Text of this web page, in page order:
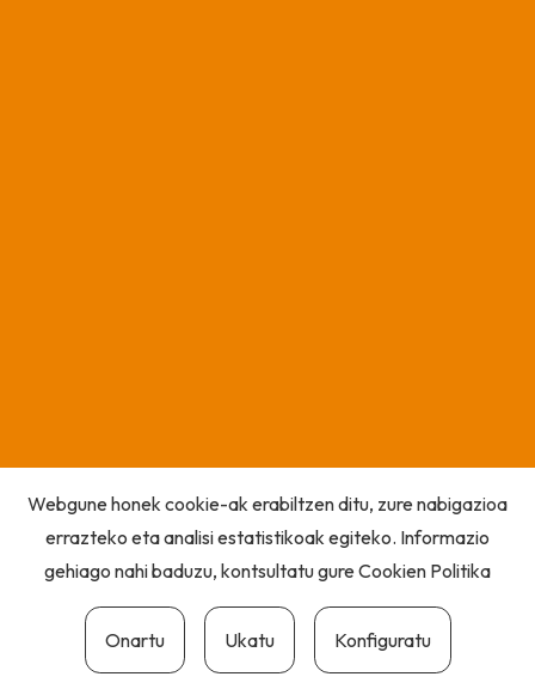
Webgune honek cookie-ak erabiltzen ditu, zure nabigazioa
errazteko eta analisi estatistikoak egiteko. Informazio
gehiago nahi baduzu, kontsultatu gureCookien Politika
Onartu Ukatu Konfiguratu